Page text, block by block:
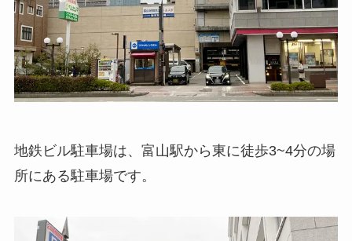
地鉄ビル駐車場は、富山駅から東に徒歩3~4分の場
所にある駐車場です。